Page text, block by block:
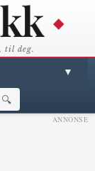
til deg.
▼
🔍
ANNONSE